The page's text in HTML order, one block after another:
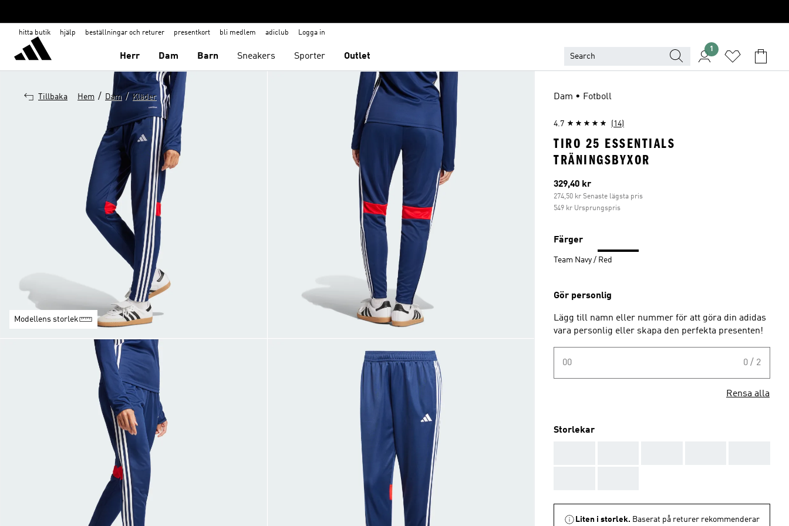
hitta butik hjälp beställningar och returer presentkort bli medlem adiclub Logga in
Herr Dam Barn Sneakers Sporter Outlet
1
Tillbaka Hem / Dam / Kläder
Modellens storlek
Dam • Fotboll
4.7 (14)
TIRO 25 ESSENTIALS
TRÄNINGSBYXOR
Aktuellt pris
329,40 kr
274,50 kr Senaste lägsta pris
549 kr Ursprungspris
Färger
Team Navy / Red
Gör personlig
Lägg till namn eller nummer för att göra din adidas
vara personlig eller skapa den perfekta presenten!
00 0 / 2
Rensa alla
Storlekar
Liten i storlek. Baserat på returer rekommenderar